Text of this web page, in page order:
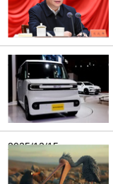
2026/01/08
2025/12/15